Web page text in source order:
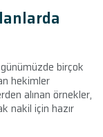
günümüzde birçok
hekimler
alınan örnekler,
nakil için hazır